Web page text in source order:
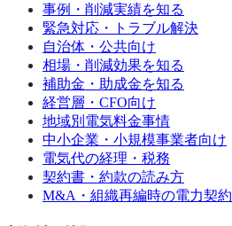
事例・削減実績を知る
緊急対応・トラブル解決
自治体・公共向け
相場・削減効果を知る
補助金・助成金を知る
経営層・CFO向け
地域別電気料金事情
中小企業・小規模事業者向け
電気代の経理・税務
契約書・約款の読み方
M&A・組織再編時の電力契約